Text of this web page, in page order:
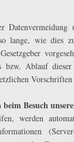
lange, wie dies
Ablauf dieser
Besuch
werden